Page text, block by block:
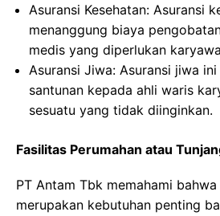
Asuransi Kesehatan: Asuransi
menanggung biaya
medis yang diperlukan
Asuransi Jiwa: Asuransi jiwa
santunan kepada ahli waris
sesuatu yang tidak diinginkan.
Fasilitas Perumahan atau
PT Antam Tbk memahami
merupakan kebutuhan penting